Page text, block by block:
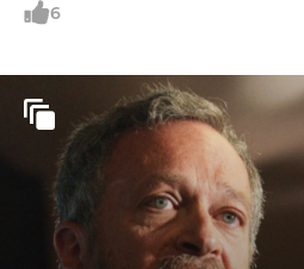
의 제로에 가깝다. 노동시장에 진입한지
6